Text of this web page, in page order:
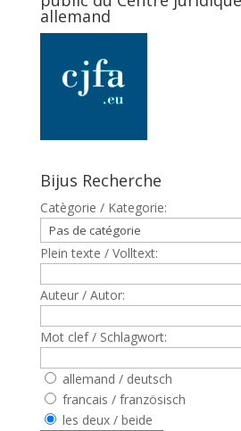
allemand
Bijus Recherche
Catègorie / Kategorie:
Plein texte / Volltext:
Auteur / Autor:
Mot clef / Schlagwort:
allemand / deutsch
francais / französisch
les deux / beide